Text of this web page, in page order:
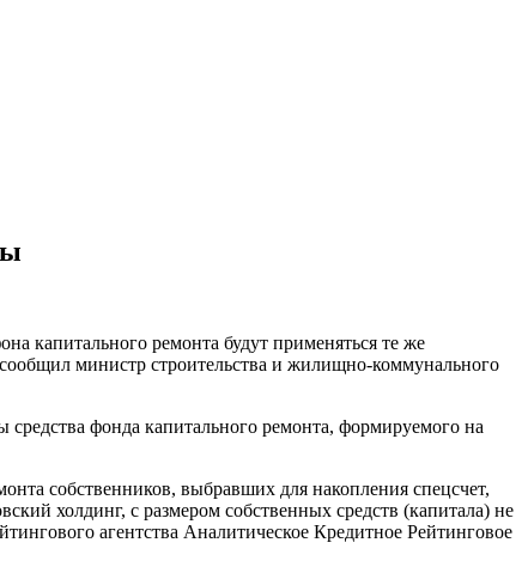
капитального ремонта будут применяться те же
министр строительства и жилищно-коммунального
фонда капитального ремонта, формируемого на
собственников, выбравших для накопления спецсчет,
холдинг, с размером собственных средств (капитала) не
агентства Аналитическое Кредитное Рейтинговое